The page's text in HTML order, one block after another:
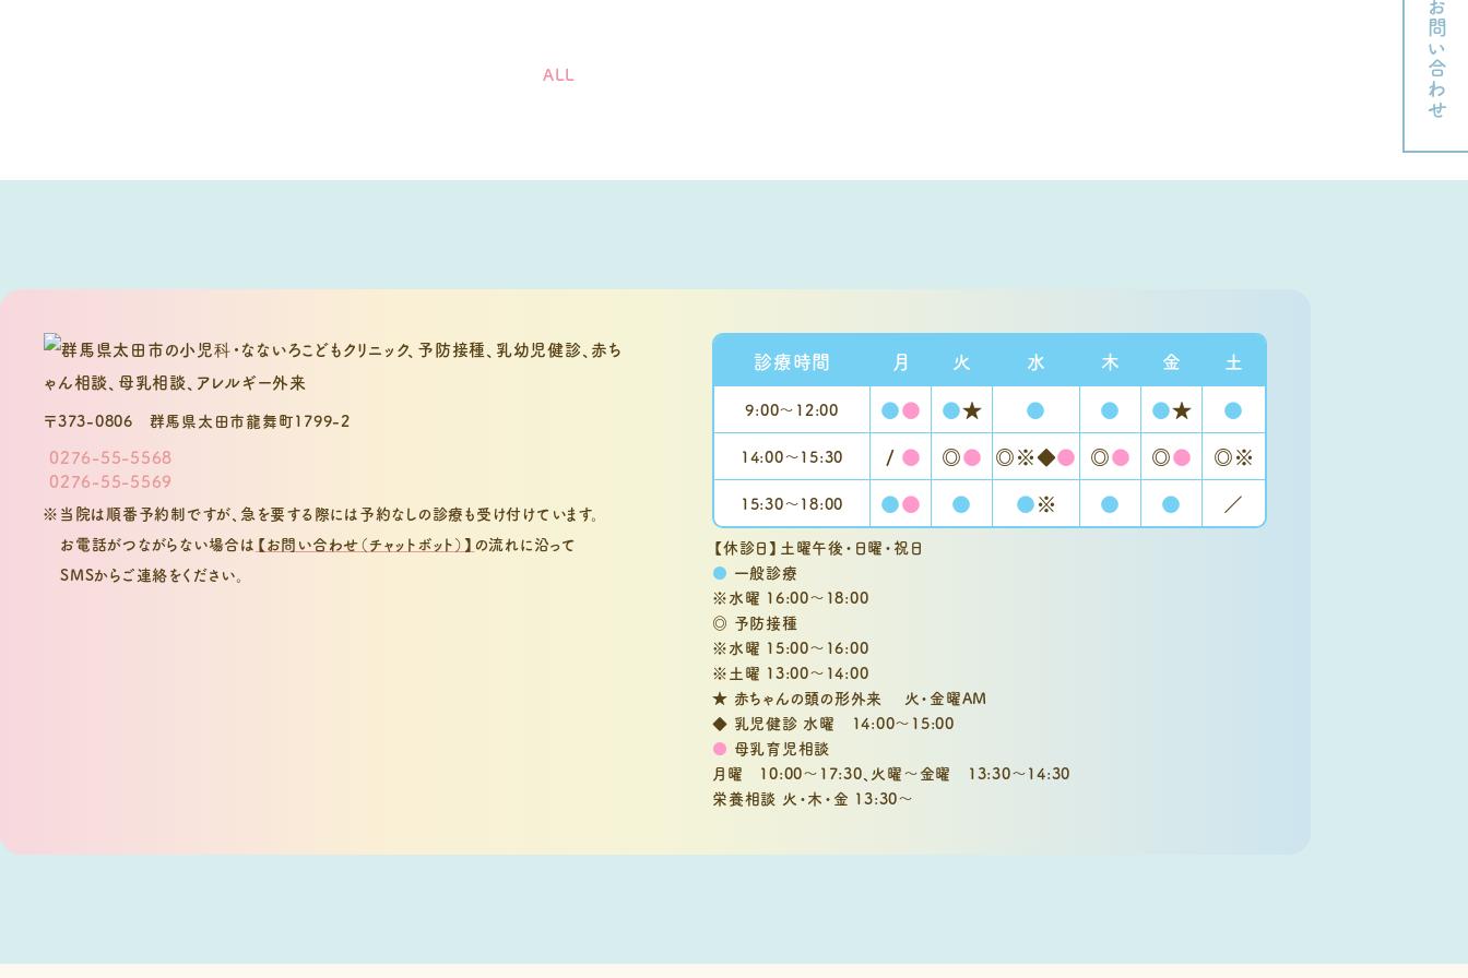
ALL お問い合わせ
〒373-0806 群馬県太田市龍舞町1799-2
0276-55-5568
0276-55-5569
※当院は順番予約制ですが、急を要する際には予約なしの診療も受け付けています。
お電話がつながらない場合は 【お問い合わせ（チャットボット）】 の流れに沿って
SMSからご連絡をください。
診療時間 月 火 水 木 金 土
9:00〜 12:00 ●● ●★ ● ● ●★ ●
14:00～15:30 / ● ◎● ◎※◆● ◎● ◎● ◎※
15:30〜18:00 ●● ● ●※ ● ● ／
【休診日】土曜午後・日曜・祝日
● 一般診療
※水曜 16:00～18:00
◎ 予防接種
※水曜 15:00～16:00
※土曜 13:00～14:00
★ 赤ちゃんの頭の形外来 火・金曜AM
◆ 乳児健診 水曜 14:00～15:00
● 母乳育児相談
月曜 10:00～17:30、 火曜～金曜 13:30～14:30
栄養相談 火・木・金 13:30～